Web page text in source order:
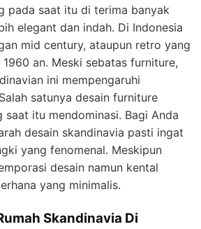
pada saat itu di terima banyak
elegant dan indah. Di Indonesia
mid century, ataupun retro yang
an. Meski sebatas furniture,
ini mempengaruhi
satunya desain furniture
saat itu mendominasi. Bagi Anda
desain skandinavia pasti ingat
yang fenomenal. Meskipun
desain namun kental
yang minimalis.
Skandinavia Di